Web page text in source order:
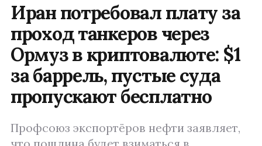
Иран потребовал плату за
проход танкеров через
Ормуз в криптовалюте: $1
за баррель, пустые суда
пропускают бесплатно
Профсоюз экспортёров нефти заявляет,